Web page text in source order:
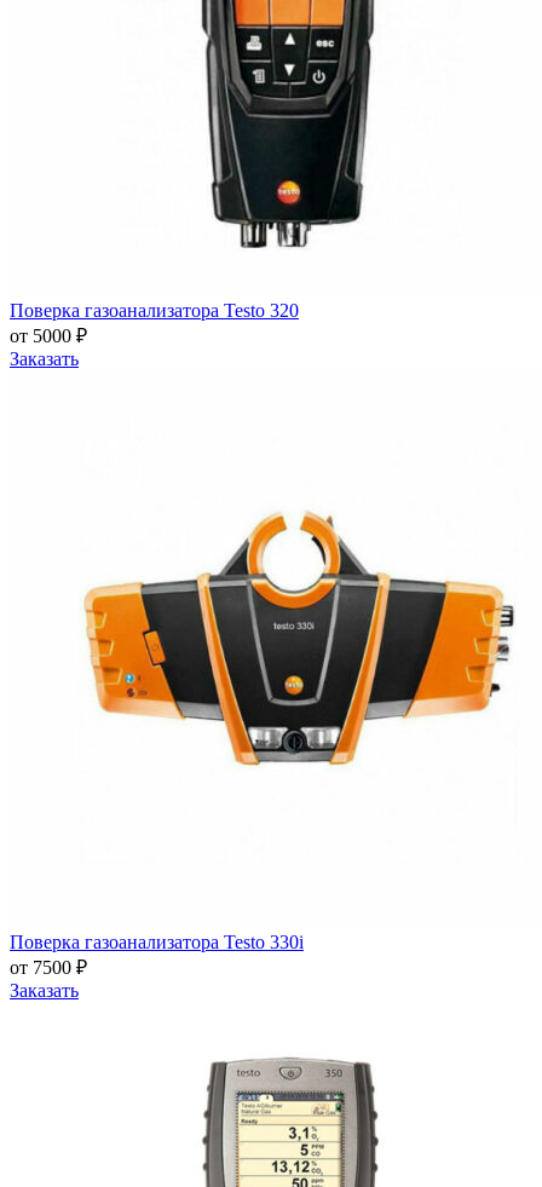
Поверка газоанализатора Testo 320
от 5000 ₽
Заказать
Поверка газоанализатора Testo 330i
от 7500 ₽
Заказать